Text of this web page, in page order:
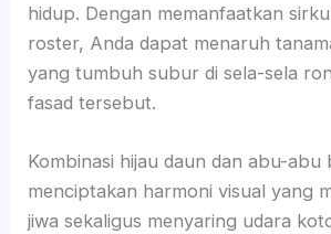
hidup. Dengan memanfaatkan
roster, Anda dapat menaruh
yang tumbuh subur di sela-sela
fasad tersebut.
Kombinasi hijau daun dan abu-abu
menciptakan harmoni visual yang
jiwa sekaligus menyaring udara